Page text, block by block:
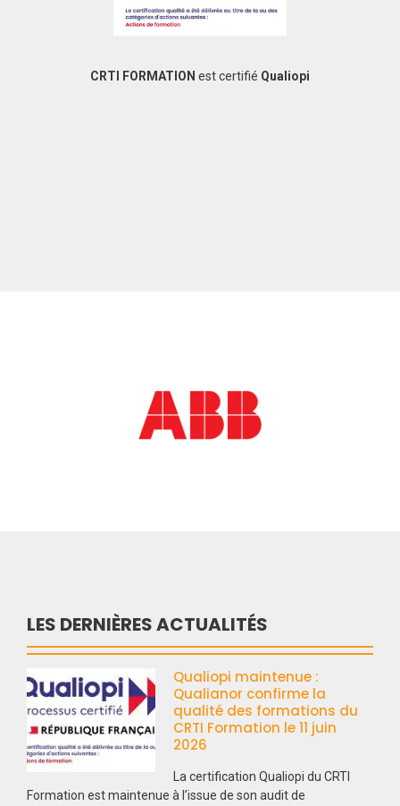
CRTI FORMATION est certifié Qualiopi
LES DERNIÈRES ACTUALITÉS
Qualiopi maintenue :
Qualianor confirme la
qualité des formations du
CRTI Formation le 11 juin
2026
La certification Qualiopi du CRTI
Formation est maintenue à l’issue de son audit de